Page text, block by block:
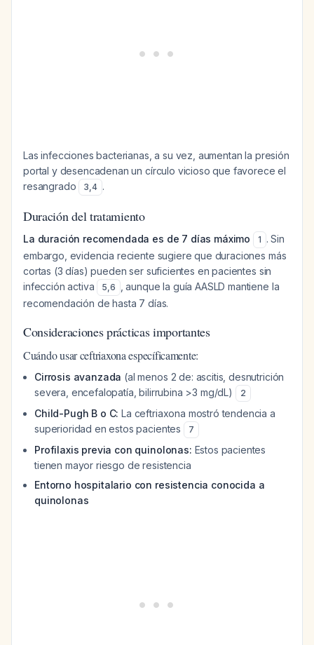
Las infecciones bacterianas, a su vez, aumentan la presión
portal y desencadenan un círculo vicioso que favorece el
resangrado
3,4 .
Duración del tratamiento
La duración recomendada es de 7 días máximo 1 . Sin
embargo, evidencia reciente sugiere que duraciones más
cortas (3 días) pueden ser suficientes en pacientes sin
infección activa
5,6
, aunque la guía AASLD mantiene la
recomendación de hasta 7 días.
Consideraciones prácticas importantes
Cuándo usar ceftriaxona específicamente:
Cirrosis avanzada (al menos 2 de: ascitis, desnutrición
severa, encefalopatía, bilirrubina >3 mg/dL)
2
Child-Pugh B o C: La ceftriaxona mostró tendencia a
superioridad en estos pacientes
7
Profilaxis previa con quinolonas: Estos pacientes
tienen mayor riesgo de resistencia
Entorno hospitalario con resistencia conocida a
quinolonas